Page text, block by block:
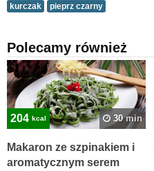
kurczak pieprz czarny
Polecamy również
204 kcal 30 min
Makaron ze szpinakiem i
aromatycznym serem